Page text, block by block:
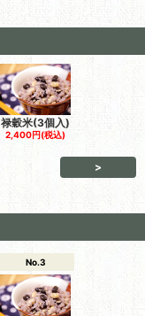
禄穀米(3個入)
2,400円(税込)
>
No.3